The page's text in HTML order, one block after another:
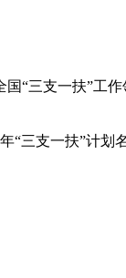
国“三支一扶”工
支一扶”计划名